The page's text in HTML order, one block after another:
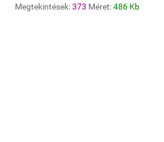
Megtekintések:373 Méret:486 Kb